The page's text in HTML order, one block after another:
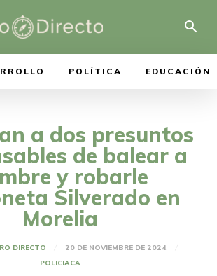
POLÍTICA EDUCACIÓN
a dos presuntos
de balear a
y robarle
Silverado en
Morelia
DIRECTO
20 DE NOVIEMBRE DE 2024
POLICIACA